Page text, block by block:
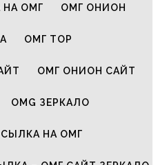
ОМГ ОМГ ОНИОН
ОМГ ТОР
ОМГ ОНИОН САЙТ
OMG ЗЕРКАЛО
НА ОМГ